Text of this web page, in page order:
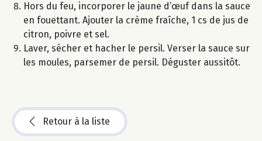
Hors du feu, incorporer le jaune d’œuf dans la sauce
en fouettant. Ajouter la crème fraîche, 1 cs de jus de
citron, poivre et sel.
Laver, sécher et hacher le persil. Verser la sauce sur
les moules, parsemer de persil. Déguster aussitôt.
Retour à la liste